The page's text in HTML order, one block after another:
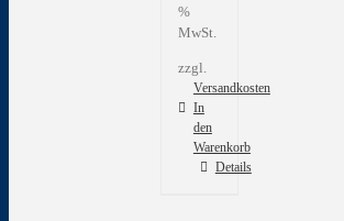
%
MwSt.
zzgl.
Versandkosten
In
den
Warenkorb
Details